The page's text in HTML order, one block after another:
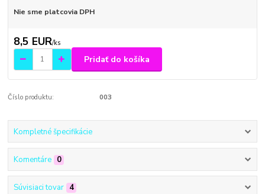
Nie sme platcovia DPH
8,5 EUR/ks
Pridať do košíka
Číslo produktu: 003
Kompletné špecifikácie
Komentáre 0
Súvisiaci tovar 4